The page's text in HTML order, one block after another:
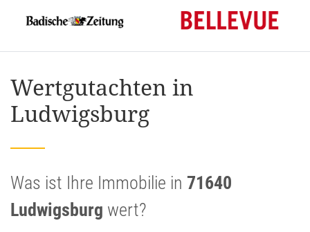
Wertgutachten in
Ludwigsburg
Was ist Ihre Immobilie in 71640
Ludwigsburg wert?